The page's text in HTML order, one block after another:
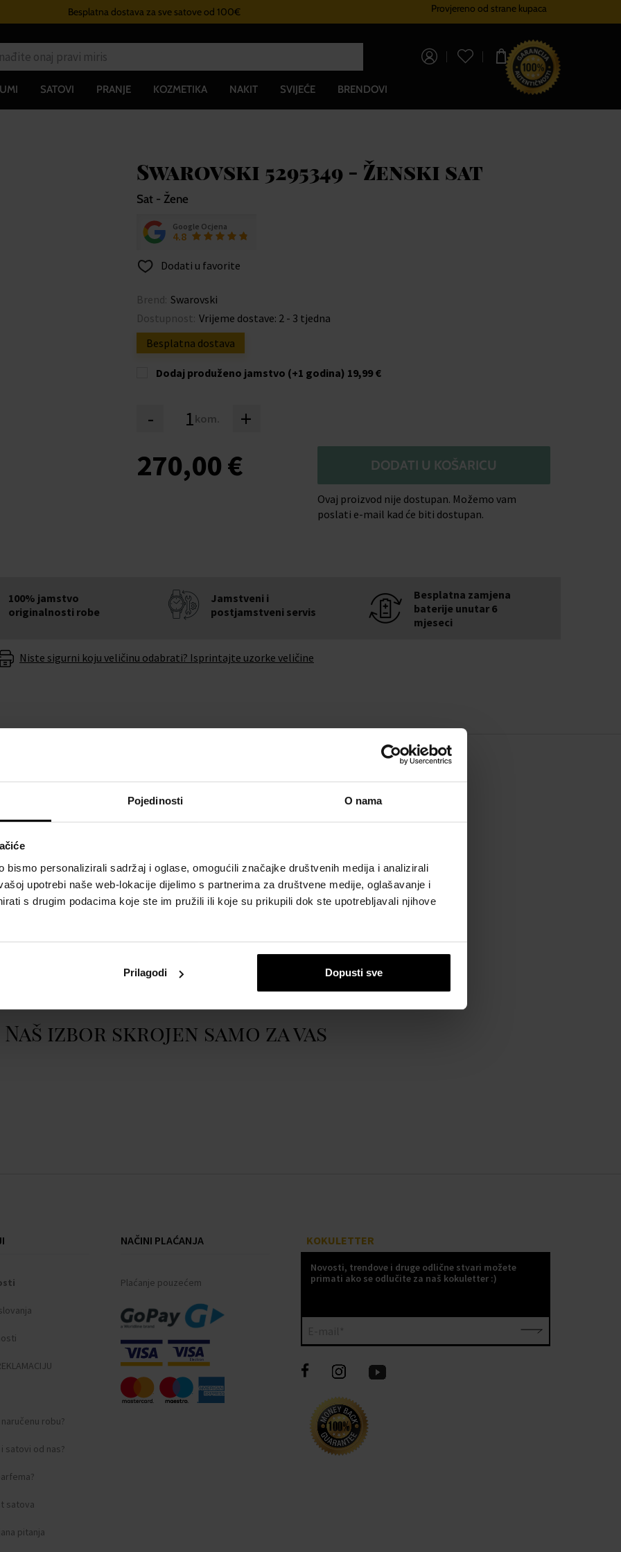
Pojedinosti O nama
bismo personalizirali sadržaj i oglase, omogućili značajke društvenih medija i analizirali
upotrebi naše web-lokacije dijelimo s partnerima za društvene medije, oglašavanje i
s drugim podacima koje ste im pružili ili koje su prikupili dok ste upotrebljavali njihove
Prilagodi Dopusti sve
Besplatna dostava za sve satove od 100€ Sustav vjernostiProvjereno od strane kupaca
0,00 €
SATOVI PRANJE KOZMETIKA NAKIT SVIJEĆE BRENDOVI
Swarovski 5295349 - Ženski sat
Sat - Žene
Google Ocjena
4.8
Dodati u favorite
Brend: Swarovski
Dostupnost: Vrijeme dostave: 2 - 3 tjedna
Besplatna dostava
Dodaj produženo jamstvo (+1 godina) 19,99 €
- kom. +
270,00 € DODATI U KOŠARICU
Ovaj proizvod nije dostupan. Možemo vam
poslati e-mail kad će biti dostupan.
100% jamstvo
originalnosti robe
Jamstveni i
postjamstveni servis
Besplatna zamjena
baterije unutar 6
mjeseci
Niste sigurni koju veličinu odabrati? Isprintajte uzorke veličine
baterije u roku od 6
Naš izbor skrojen samo za vas
robu?
satovi od nas?
satova
pitanja
NAČINI PLAĆANJA
Plaćanje pouzećem
KOKULETTER
Novosti, trendove i druge odlične stvari možete
primati ako se odlučite za naš kokuletter :)